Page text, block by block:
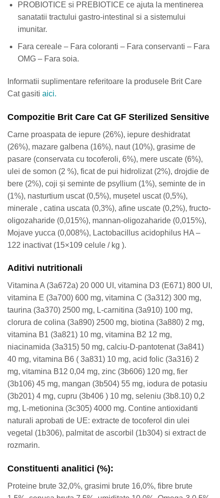
PROBIOTICE si PREBIOTICE ce ajuta la mentinerea
sanatatii tractului gastro-intestinal si a sistemului
imunitar.
Fara cereale – Fara coloranti – Fara conservanti – Fara
OMG – Fara soia.
Informatii suplimentare referitoare la produsele Brit Care
Cat gasiti aici.
Compozitie Brit Care Cat GF Sterilized Sensitive
Carne proaspata de iepure (26%), iepure deshidratat
(26%), mazare galbena (16%), naut (10%), grasime de
pasare (conservata cu tocoferoli, 6%), mere uscate (6%),
ulei de somon (2 %), ficat de pui hidrolizat (2%), drojdie de
bere (2%), coji și seminte de psyllium (1%), seminte de in
(1%), nasturtium uscat (0,5%), mușetel uscat (0,5%),
minerale , catina uscata (0,3%), afine uscate (0,2%), fructo-
oligozaharide (0,015%), mannan-oligozaharide (0,015%),
Mojave yucca (0,008%), Lactobacillus acidophilus HA –
122 inactivat (15×109 celule / kg ).
Aditivi nutritionali
Vitamina A (3a672a) 20 000 UI, vitamina D3 (E671) 800 UI,
vitamina E (3a700) 600 mg, vitamina C (3a312) 300 mg,
taurina (3a370) 2500 mg, L-carnitina (3a910) 100 mg,
clorura de colina (3a890) 2500 mg, biotina (3a880) 2 mg,
vitamina B1 (3a821) 10 mg, vitamina B2 12 mg,
niacinamida (3a315) 50 mg, calciu-D-pantotenat (3a841)
40 mg, vitamina B6 ( 3a831) 10 mg, acid folic (3a316) 2
mg, vitamina B12 0,04 mg, zinc (3b606) 120 mg, fier
(3b106) 45 mg, mangan (3b504) 55 mg, iodura de potasiu
(3b201) 4 mg, cupru (3b406 ) 10 mg, seleniu (3b8.10) 0,2
mg, L-metionina (3c305) 4000 mg. Contine antioxidanti
naturali aprobati de UE: extracte de tocoferol din ulei
vegetal (1b306), palmitat de ascorbil (1b304) si extract de
rozmarin.
Constituenti analitici (%):
Proteine ​​brute 32,0%, grasimi brute 16,0%, fibre brute